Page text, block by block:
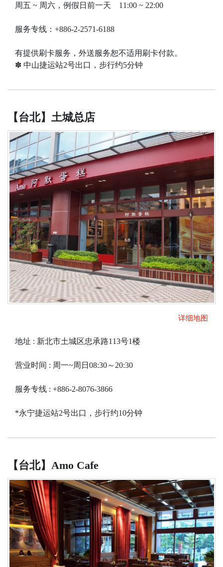
周五 ~ 周六，例假日前一天 11:00 ~ 22:00
服务专线：+886-2-2571-6188
有提供刷卡服务，外送服务恕不适用刷卡付款。
✽ 中山捷运站2号出口，步行约5分钟
【台北】土城总店
详细地图
地址 : 新北市土城区忠承路113号1楼
营业时间 : 周一~周日08:30～20:30
服务专线 : +886-2-8076-3866
*永宁捷运站2号出口，步行约10分钟
【台北】Amo Cafe